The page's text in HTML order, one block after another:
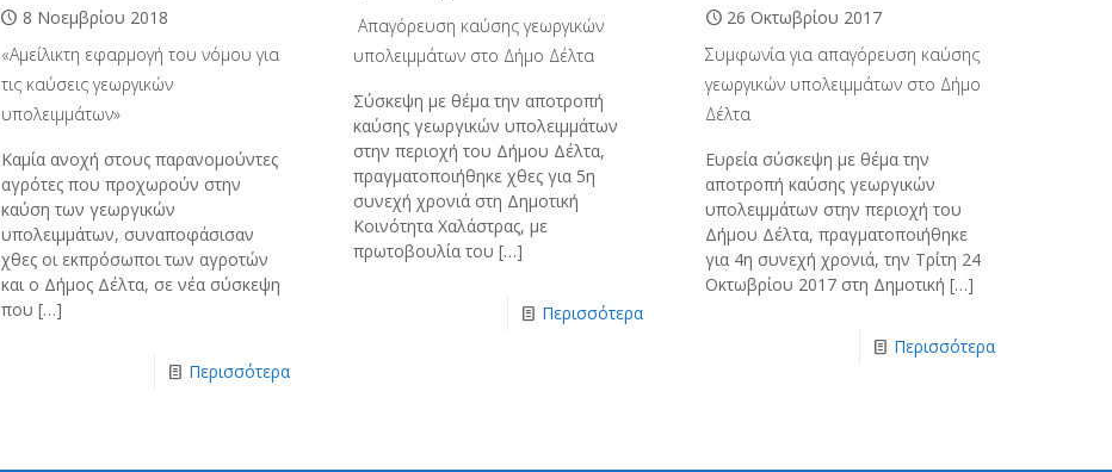
8 Νοεμβρίου 2018
«Αμείλικτη εφαρμογή του νόμου για
τις καύσεις γεωργικών
υπολειμμάτων»
Καμία ανοχή στους παρανομούντες
αγρότες που προχωρούν στην
καύση των γεωργικών
υπολειμμάτων, συναποφάσισαν
χθες οι εκπρόσωποι των αγροτών
και ο Δήμος Δέλτα, σε νέα σύσκεψη
που […]
Περισσότερα
Απαγόρευση καύσης γεωργικών
υπολειμμάτων στο Δήμο Δέλτα
Σύσκεψη με θέμα την αποτροπή
καύσης γεωργικών υπολειμμάτων
στην περιοχή του Δήμου Δέλτα,
πραγματοποιήθηκε χθες για 5η
συνεχή χρονιά στη Δημοτική
Κοινότητα Χαλάστρας, με
πρωτοβουλία του […]
Περισσότερα
26 Οκτωβρίου 2017
Συμφωνία για απαγόρευση καύσης
γεωργικών υπολειμμάτων στο Δήμο
Δέλτα
Ευρεία σύσκεψη με θέμα την
αποτροπή καύσης γεωργικών
υπολειμμάτων στην περιοχή του
Δήμου Δέλτα, πραγματοποιήθηκε
για 4η συνεχή χρονιά, την Τρίτη 24
Οκτωβρίου 2017 στη Δημοτική […]
Περισσότερα